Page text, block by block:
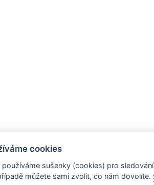
cookies
používáme sušenky (cookies) pro
můžete sami zvolit, co nám dovolíte.